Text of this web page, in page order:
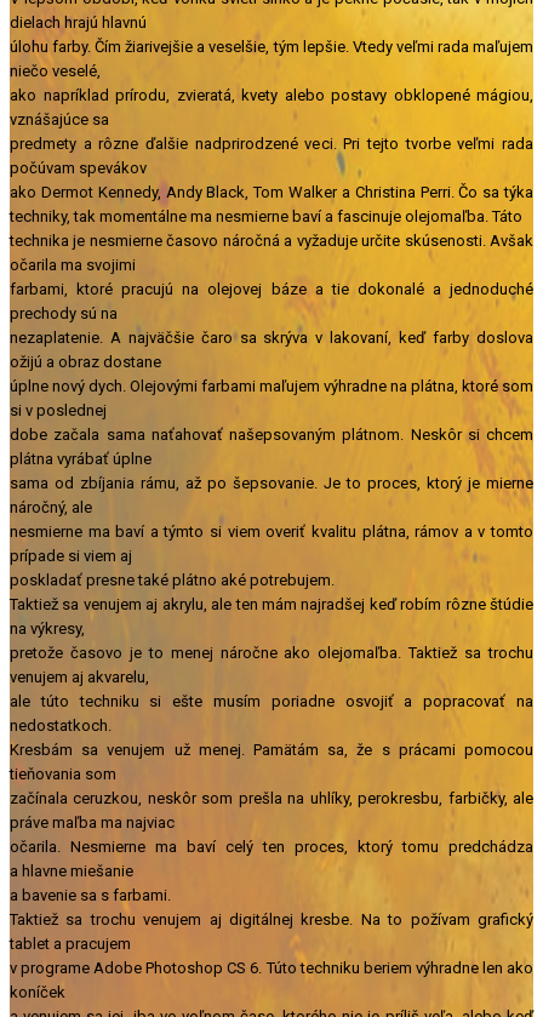
dielach hrajú hlavnú
úlohu farby. Čím žiarivejšie a veselšie, tým lepšie. Vtedy veľmi rada maľujem
niečo veselé,
ako napríklad prírodu, zvieratá, kvety alebo postavy obklopené mágiou,
vznášajúce sa
predmety a rôzne ďalšie nadprirodzené veci. Pri tejto tvorbe veľmi rada
počúvam spevákov
ako Dermot Kennedy, Andy Black, Tom Walker a Christina Perri. Čo sa týka
techniky, tak momentálne ma nesmierne baví a fascinuje olejomaľba. Táto
technika je nesmierne časovo náročná a vyžaduje určite skúsenosti. Avšak
očarila ma svojimi
farbami, ktoré pracujú na olejovej báze a tie dokonalé a jednoduché
prechody sú na
nezaplatenie. A najväčšie čaro sa skrýva v lakovaní, keď farby doslova
ožijú a obraz dostane
úplne nový dych. Olejovými farbami maľujem výhradne na plátna, ktoré som
si v poslednej
dobe začala sama naťahovať našepsovaným plátnom. Neskôr si chcem
plátna vyrábať úplne
sama od zbíjania rámu, až po šepsovanie. Je to proces, ktorý je mierne
náročný, ale
nesmierne ma baví a týmto si viem overiť kvalitu plátna, rámov a v tomto
prípade si viem aj
poskladať presne také plátno aké potrebujem.
Taktiež sa venujem aj akrylu, ale ten mám najradšej keď robím rôzne štúdie
na výkresy,
pretože časovo je to menej náročne ako olejomaľba. Taktiež sa trochu
venujem aj akvarelu,
ale túto techniku si ešte musím poriadne osvojiť a popracovať na
nedostatkoch.
Kresbám sa venujem už menej. Pamätám sa, že s prácami pomocou
tieňovania som
začínala ceruzkou, neskôr som prešla na uhlíky, perokresbu, farbičky, ale
práve maľba ma najviac
očarila. Nesmierne ma baví celý ten proces, ktorý tomu predchádza
a hlavne miešanie
a bavenie sa s farbami.
Taktiež sa trochu venujem aj digitálnej kresbe. Na to požívam grafický
tablet a pracujem
v programe Adobe Photoshop CS 6. Túto techniku beriem výhradne len ako
koníček